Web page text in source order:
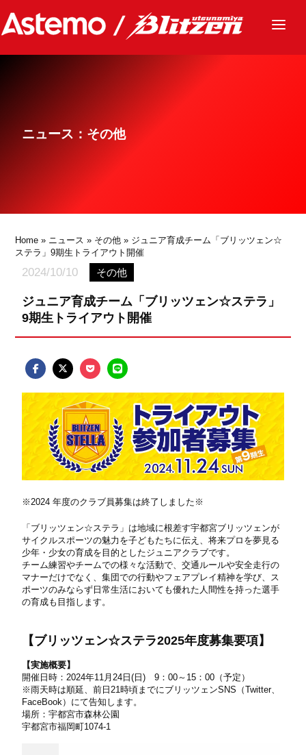
ニュース
グッズ
ニュース：その他
Home » ニュース » その他 » ジュニア育成チーム「ブリッツェン☆
ステラ」9期生トライアウト開催
2024/10/10 その他
ジュニア育成チーム「ブリッツェン☆ステラ」
9期生トライアウト開催
※2024 年度のクラブ員募集は終了しました※
「ブリッツェン☆ステラ」は地域に根差す宇都宮ブリッツェンが
サイクルスポーツの魅力を子どもたちに伝え、将来プロを夢見る
少年・少女の育成を目的としたジュニアクラブです。
チーム練習やチームでの様々な活動で、交通ルールや安全走行の
マナーだけでなく、集団での行動やフェアプレイ精神を学び、ス
ポーツのみならず日常生活においても優れた人間性を持った選手
の育成も目指します。
【ブリッツェン☆ステラ2025年度募集要項】
【実施概要】
開催日時： 2024年11 月 24日(日) 9 ：00～ 15 ：00 （予定）
※雨天時は順延、前日 21時頃までにブリッツェンSNS （Twitter、
FaceBook ）にて告知します。
場所：宇都宮市森林公園
宇都宮市福岡町1074-1